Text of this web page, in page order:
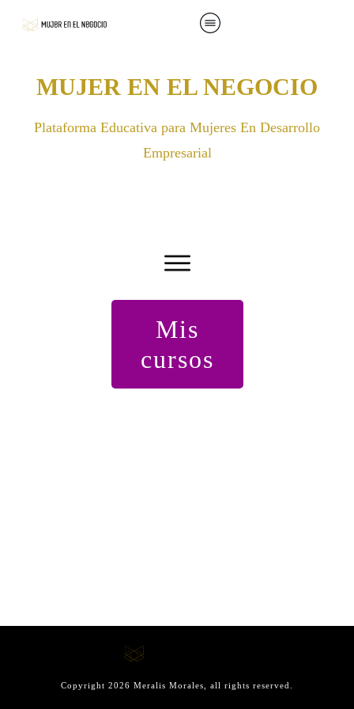
MUJER EN EL NEGOCIO
Plataforma Educativa para Mujeres En Desarrollo
Empresarial
Mis
cursos
Copyright 2026 Meralis Morales , all rights reserved.